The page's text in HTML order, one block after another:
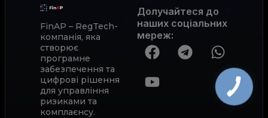
FinAP – RegTech-
компанія, яка
створює
програмне
забезпечення та
цифрові рішення
для управління
ризиками та
комплаєнсу.
Долучайтеся до
наших соціальних
мереж: